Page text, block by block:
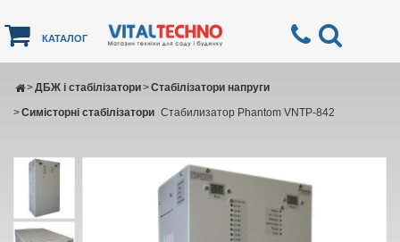
КАТАЛОГ
ДБЖ і стабілізатори
> Стабілізатори напруги
>
Симісторні стабілізатори
> Стабилизатор Phantom VNTP-842